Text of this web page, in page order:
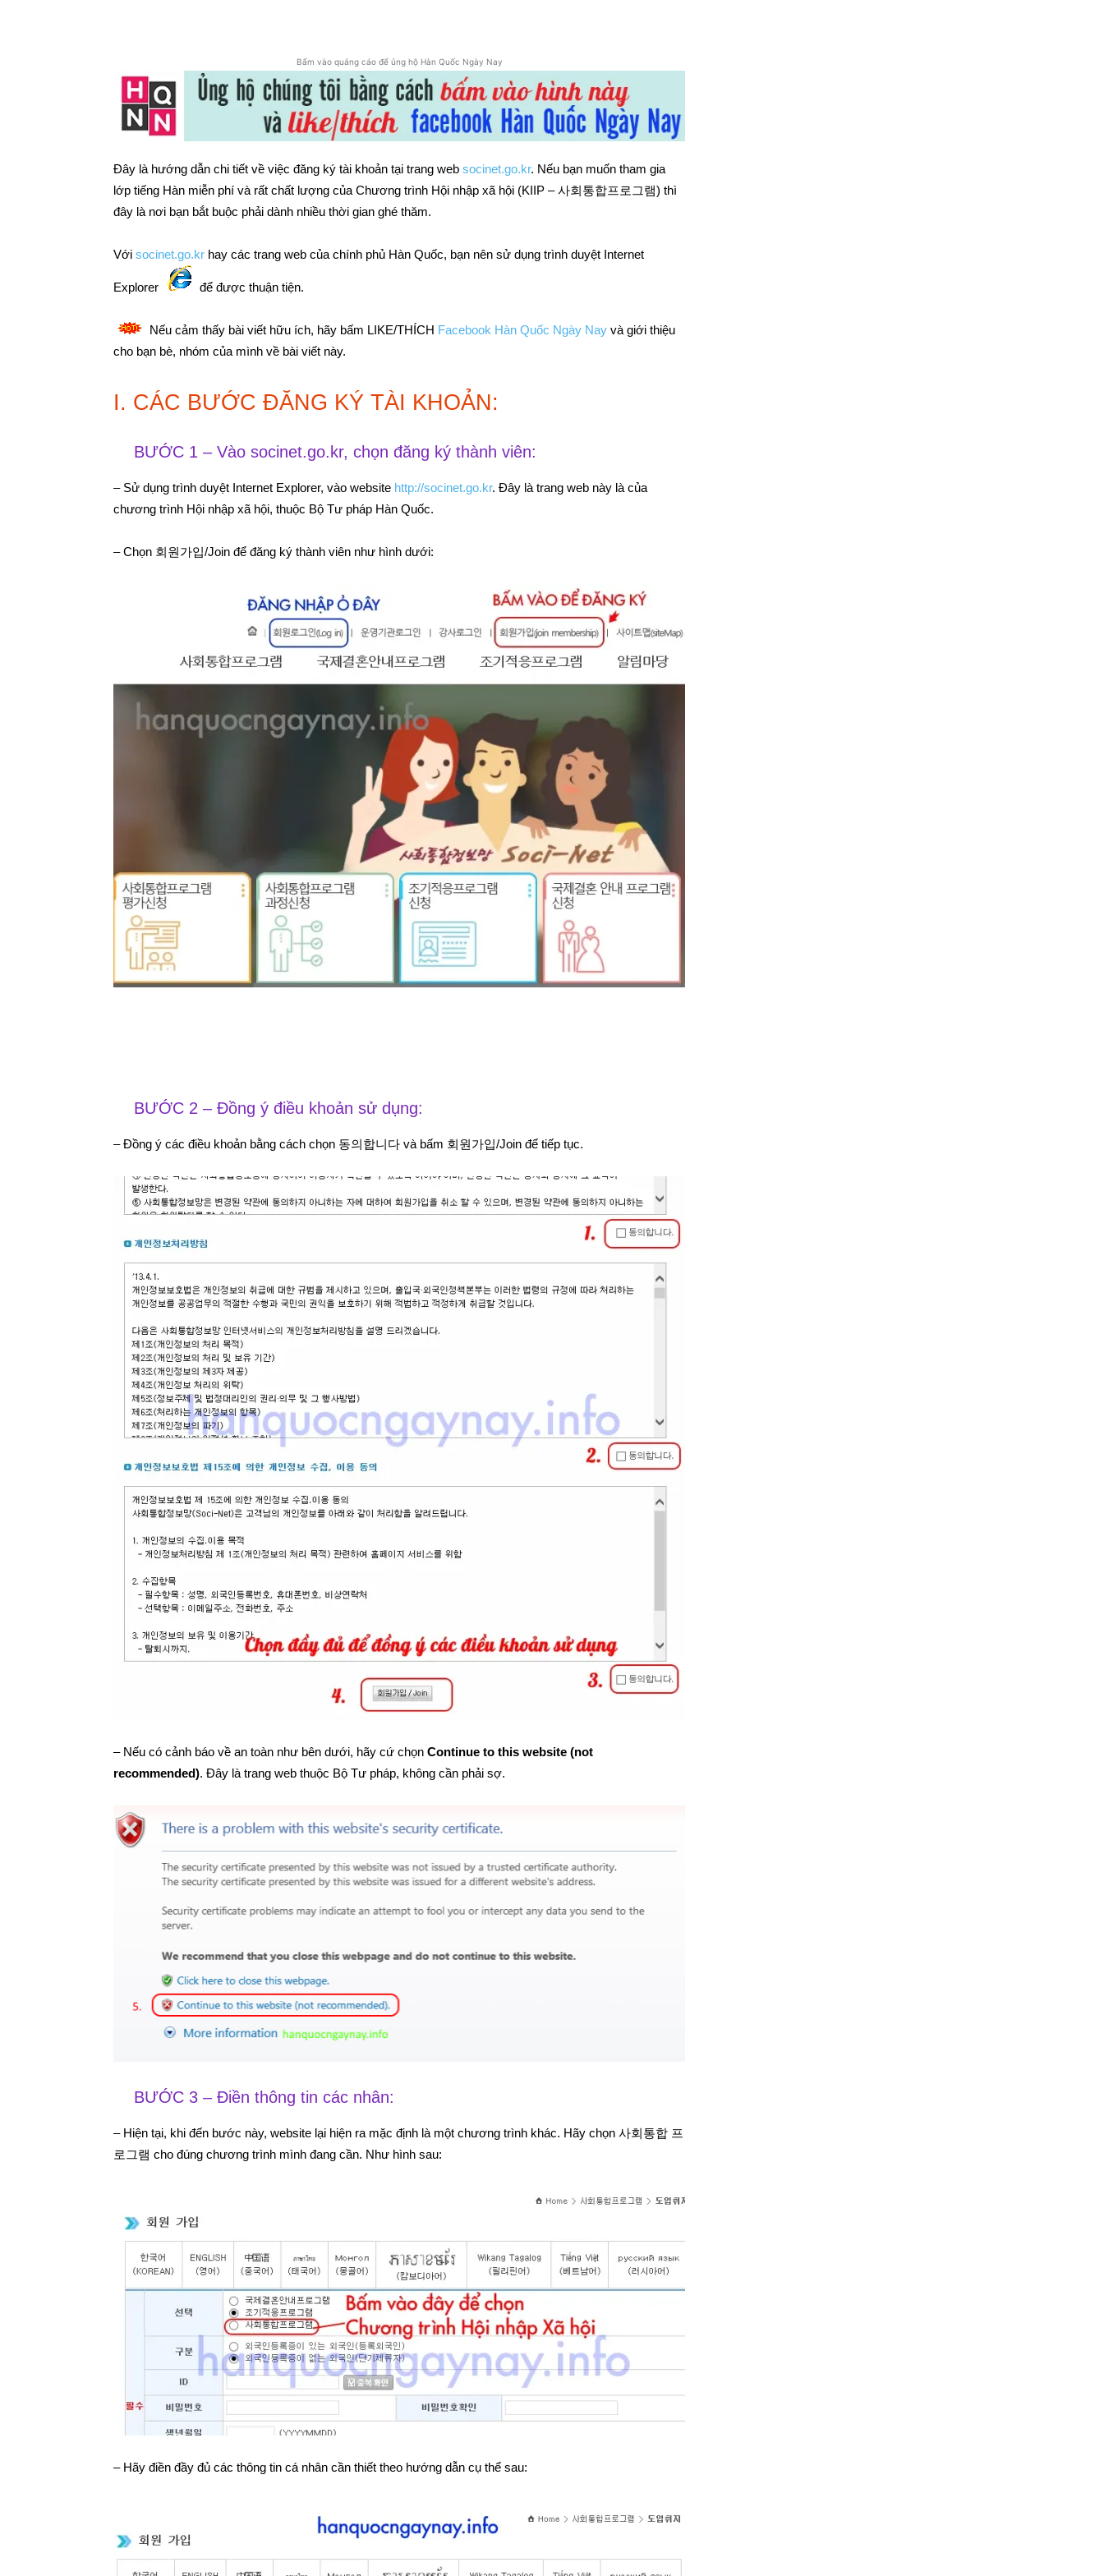
Bấm vào quảng cáo để ủng hộ Hàn Quốc Ngày Nay
Đây là hướng dẫn chi tiết về việc đăng ký tài khoản tại trang web socinet.go.kr. Nếu bạn muốn tham gia
lớp tiếng Hàn miễn phí và rất chất lượng của Chương trình Hội nhập xã hội (KIIP – 사회통합프로그램) thì
đây là nơi bạn bắt buộc phải dành nhiều thời gian ghé thăm.
Với socinet.go.kr hay các trang web của chính phủ Hàn Quốc, bạn nên sử dụng trình duyệt Internet
Explorer để được thuận tiện.
Nếu cảm thấy bài viết hữu ích, hãy bấm LIKE/THÍCH Facebook Hàn Quốc Ngày Nay và giới thiệu
cho bạn bè, nhóm của mình về bài viết này.
I. CÁC BƯỚC ĐĂNG KÝ TÀI KHOẢN:
BƯỚC 1 – Vào socinet.go.kr, chọn đăng ký thành viên:
– Sử dụng trình duyệt Internet Explorer, vào website http://socinet.go.kr. Đây là trang web này là của
chương trình Hội nhập xã hội, thuộc Bộ Tư pháp Hàn Quốc.
– Chọn 회원가입/Join để đăng ký thành viên như hình dưới:
BƯỚC 2 – Đồng ý điều khoản sử dụng:
– Đồng ý các điều khoản bằng cách chọn 동의합니다 và bấm 회원가입/Join để tiếp tục.
– Nếu có cảnh báo về an toàn như bên dưới, hãy cứ chọn Continue to this website (not
recommended). Đây là trang web thuộc Bộ Tư pháp, không cần phải sợ.
BƯỚC 3 – Điền thông tin các nhân:
– Hiện tại, khi đến bước này, website lại hiện ra mặc định là một chương trình khác. Hãy chọn 사회통합 프
로그램 cho đúng chương trình mình đang cần. Như hình sau:
– Hãy điền đầy đủ các thông tin cá nhân cần thiết theo hướng dẫn cụ thể sau: